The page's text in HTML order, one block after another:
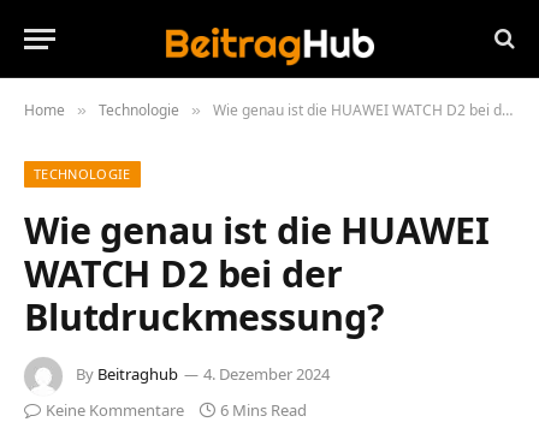
Home » Technologie » Wie genau ist die HUAWEI WATCH D2 bei der Blutdruckmessung?
TECHNOLOGIE
Wie genau ist die HUAWEI
WATCH D2 bei der
Blutdruckmessung?
By Beitraghub
4. Dezember 2024
Keine Kommentare
6 Mins Read